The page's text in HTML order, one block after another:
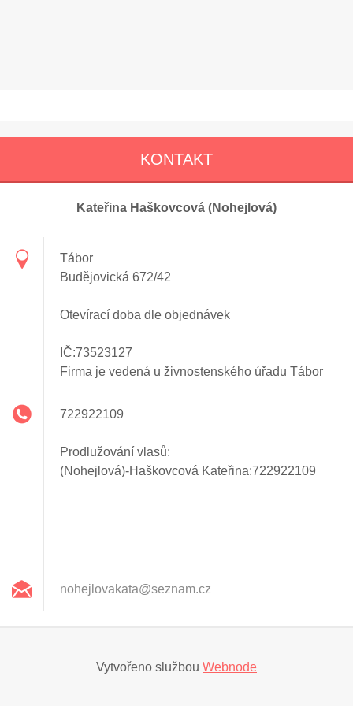
KONTAKT
Kateřina Haškovcová (Nohejlová)
Tábor
Budějovická 672/42
Otevírací doba dle objednávek
IČ:73523127
Firma je vedená u živnostenského úřadu Tábor
722922109
Prodlužování vlasů:
(Nohejlová)-Haškovcová Kateřina:722922109
nohejlovakata@seznam.cz
Vytvořeno službou Webnode